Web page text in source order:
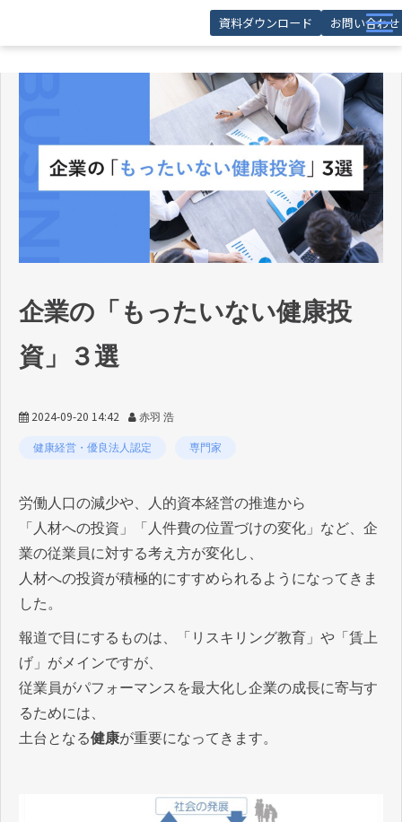
資料ダウンロード お問い合わせ
導入事例
お役立ち記事
お役立ち資料
セミナー
FAQ
企業の「もったいない健康投
資」３選
2024-09-20 14:42 赤羽 浩
健康経営・優良法人認定 専門家
労働人口の減少や、人的資本経営の推進から
「人材への投資」「人件費の位置づけの変化」など、企
業の従業員に対する考え方が変化し、
人材への投資が積極的にすすめられるようになってきま
した。
報道で目にするものは、「リスキリング教育」や「賃上
げ」がメインですが、
従業員がパフォーマンスを最大化し企業の成長に寄与す
るためには、
土台となる健康が重要になってきます。